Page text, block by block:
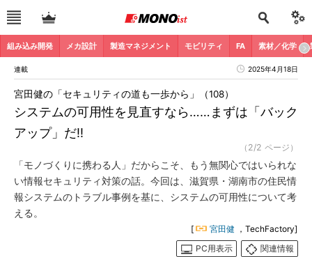
組み込み開発 メカ設計 製造マネジメント モビリティ FA 素材／化学
連載 2025年4月18日
システムの可用性を見直すなら……まずは「バック
アップ」だ!!
宮田健の「セキュリティの道も一歩から」（108）
（2/2 ページ）
「モノづくりに携わる人」だからこそ、もう無関心ではいられな
い情報セキュリティ対策の話。今回は、滋賀県・湖南市の住民情
報システムのトラブル事例を基に、システムの可用性について考
える。
[ 宮田健 ，TechFactory]
PC用表示
関連情報